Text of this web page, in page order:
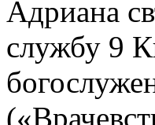
Адриана
службу 9